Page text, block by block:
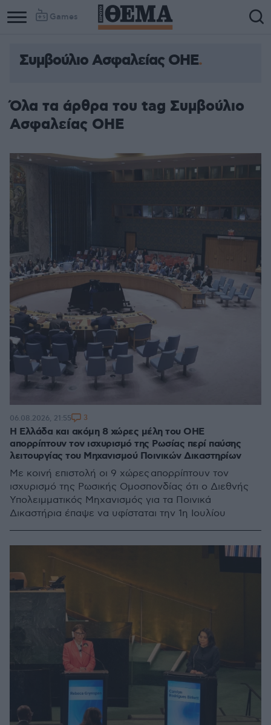
Games
Συμβούλιο Ασφαλείας ΟΗΕ
Όλα τα άρθρα του tag Συμβούλιο
Ασφαλείας ΟΗΕ
Η Ελλάδα και ακόμη 8 χώρες μέλη του ΟΗΕ
απορρίπτουν τον ισχυρισμό της Ρωσίας περί παύσης
λειτουργίας του Μηχανισμού Ποινικών Δικαστηρίων
Με κοινή επιστολή οι 9 χώρες απορρίπτουν τον
ισχυρισμό της Ρωσικής Ομοσπονδίας ότι ο Διεθνής
Υπολειμματικός Μηχανισμός για τα Ποινικά
Δικαστήρια έπαψε να υφίσταται την 1η Ιουλίου
06.08.2026, 21:55 3